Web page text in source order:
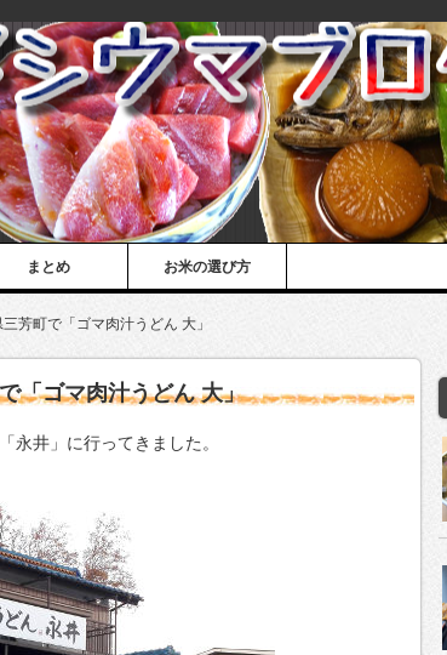
まとめ お米の選び方
芳町で「ゴマ肉汁うどん 大」
「ゴマ肉汁うどん 大」
永井」に行ってきました。